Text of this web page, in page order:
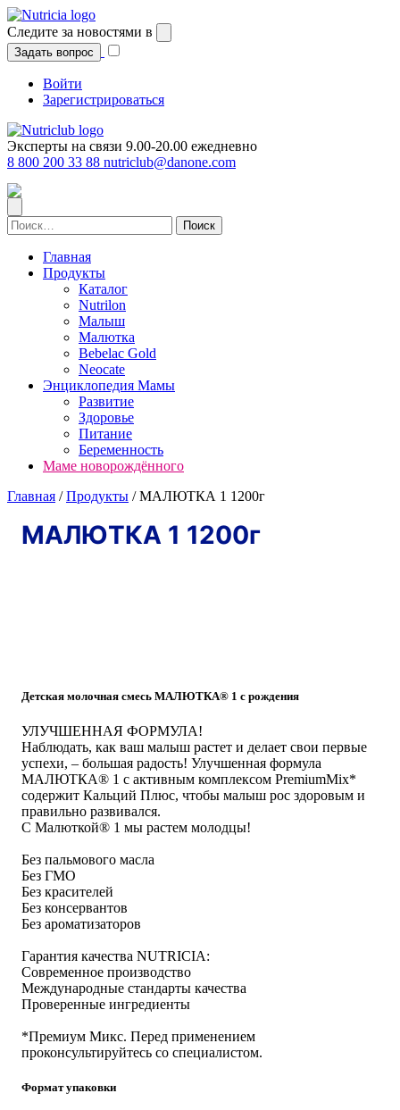
Перейти
к
содержимому
Следите за новостями в
Задать вопрос
Войти
Зарегистрироваться
Эксперты на связи 9.00-20.00 ежедневно
8 800 200 33 88 nutriclub@danone.com
Найти:
Главная
Продукты
Каталог
Nutrilon
Малыш
Малютка
Bebelac Gold
Neocate
Энциклопедия Мамы
Развитие
Здоровье
Питание
Беременность
Маме новорождённого
Главная /Продукты /МАЛЮТКА 1 1200г
МАЛЮТКА 1 1200г
Детская молочная смесь МАЛЮТКА® 1 с рождения
УЛУЧШЕННАЯ ФОРМУЛА!
Наблюдать, как ваш малыш растет и делает свои первые
успехи, – большая радость! Улучшенная формула
МАЛЮТКА® 1 с активным комплексом PremiumMix*
содержит Кальций Плюс, чтобы малыш рос здоровым и
правильно развивался.
С Малюткой® 1 мы растем молодцы!
Без пальмового масла
Без ГМО
Без красителей
Без консервантов
Без ароматизаторов
Гарантия качества NUTRICIA:
Современное производство
Международные стандарты качества
Проверенные ингредиенты
*Премиум Микс. Перед применением
проконсультируйтесь со специалистом.
Формат упаковки